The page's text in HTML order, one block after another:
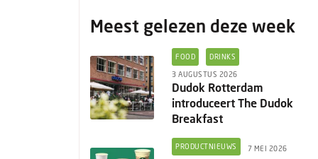
Meest gelezen deze week
FOOD DRINKS
3 AUGUSTUS 2026
Dudok Rotterdam
introduceert The Dudok
Breakfast
PRODUCTNIEUWS 7 MEI 2026